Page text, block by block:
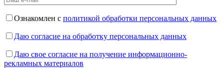
Ознакомлен с политикой обработки персональных данных
Даю согласие на обработку персональных данных
Даю свое согласие на получение информационно-
рекламных материалов